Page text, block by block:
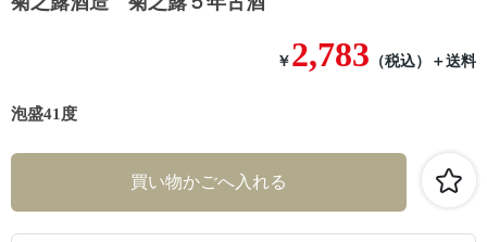
泡盛41度
￥ 2,783 （税込） ＋送料